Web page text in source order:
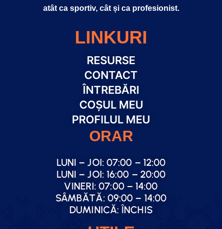
atât ca sportiv, cât și ca profesionist.
LINKURI
RESURSE
CONTACT
ÎNTREBĂRI
COȘUL MEU
PROFILUL MEU
ORAR
LUNI – JOI: 07:00 – 12:00
LUNI – JOI: 16:00 – 20:00
VINERI: 07:00 – 14:00
SÂMBĂTĂ: 09:00 – 14:00
DUMINICĂ: ÎNCHIS